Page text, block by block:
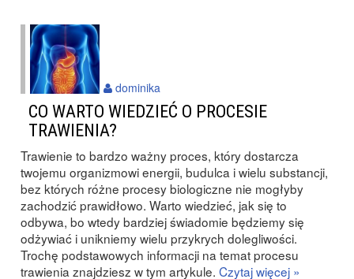
CO WARTO WIEDZIEĆ O PROCESIE
TRAWIENIA?
Trawienie to bardzo ważny proces, który dostarcza
twojemu organizmowi energii, budulca i wielu substancji,
bez których różne procesy biologiczne nie mogłyby
zachodzić prawidłowo. Warto wiedzieć, jak się to
odbywa, bo wtedy bardziej świadomie będziemy się
odżywiać i unikniemy wielu przykrych dolegliwości.
Trochę podstawowych informacji na temat procesu
trawienia znajdziesz w tym artykule. Czytaj więcej »
dominika